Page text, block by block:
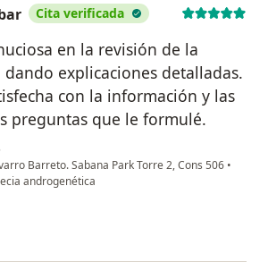
Cita verificada
en la revisión de la
explicaciones detalladas.
con la información y las
preguntas que le formulé.
Barreto. Sabana Park Torre 2, Cons 506 •
androgenética
Karime Escobar